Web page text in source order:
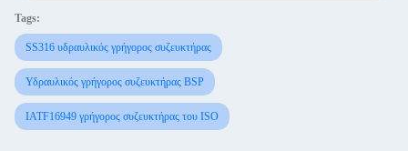
Tags:
SS316 υδραυλικός γρήγορος συζευκτήρας
Υδραυλικός γρήγορος συζευκτήρας BSP
IATF16949 γρήγορος συζευκτήρας του ISO